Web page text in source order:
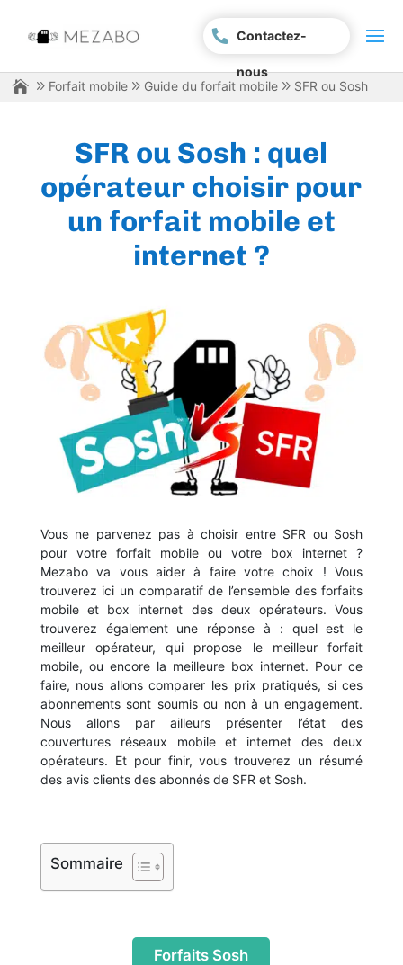
Contactez-
nous
Forfait mobile
Guide du forfait mobile SFR ou Sosh
SFR ou Sosh : quel
opérateur choisir pour
un forfait mobile et
internet ?
Vous ne parvenez pas à choisir entre SFR ou Sosh
pour votre forfait mobile ou votre box internet ?
Mezabo va vous aider à faire votre choix ! Vous
trouverez ici un comparatif de l’ensemble des forfaits
mobile et box internet des deux opérateurs. Vous
trouverez également une réponse à : quel est le
meilleur opérateur, qui propose le meilleur forfait
mobile, ou encore la meilleure box internet. Pour ce
faire, nous allons comparer les prix pratiqués, si ces
abonnements sont soumis ou non à un engagement.
Nous allons par ailleurs présenter l’état des
couvertures réseaux mobile et internet des deux
opérateurs. Et pour finir, vous trouverez un résumé
des avis clients des abonnés de SFR et Sosh.
Sommaire
Forfaits Sosh